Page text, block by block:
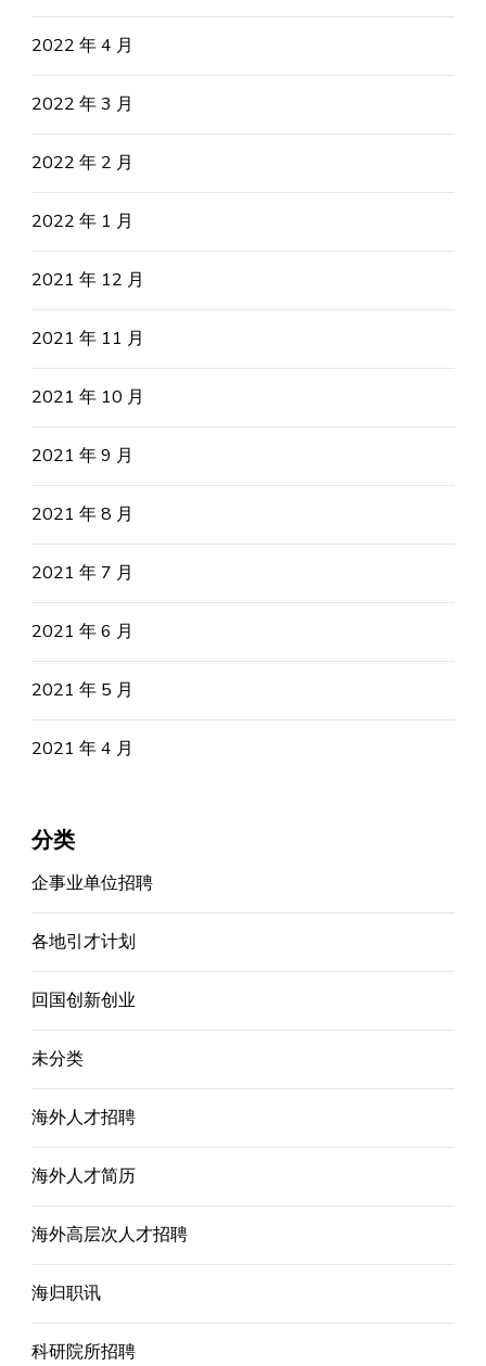
2022 年 4 月
2022 年 3 月
2022 年 2 月
2022 年 1 月
2021 年 12 月
2021 年 11 月
2021 年 10 月
2021 年 9 月
2021 年 8 月
2021 年 7 月
2021 年 6 月
2021 年 5 月
2021 年 4 月
分类
企事业单位招聘
各地引才计划
回国创新创业
未分类
海外人才招聘
海外人才简历
海外高层次人才招聘
海归职讯
科研院所招聘